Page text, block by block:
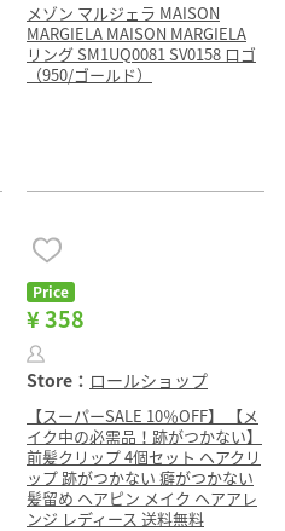
メゾン マルジェラ MAISON
MARGIELA MAISON MARGIELA
リング SM1UQ0081 SV0158 ロゴ
（950/ゴールド）
Price
¥ 358
Store： ロールショップ
【スーパーSALE 10％OFF】 【メ
イク中の必需品！跡がつかない】
前髪クリップ 4個セット ヘアクリ
ップ 跡がつかない 癖がつかない
髪留め ヘアピン メイク ヘアアレ
ンジ レディース 送料無料